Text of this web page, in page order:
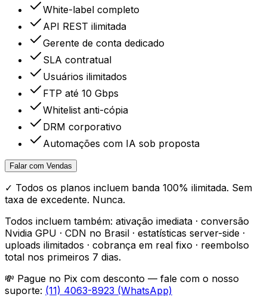
White-label completo
API REST ilimitada
Gerente de conta dedicado
SLA contratual
Usuários ilimitados
FTP até 10 Gbps
Whitelist anti-cópia
DRM corporativo
Automações com IA sob proposta
Falar com Vendas
✓ Todos os planos incluem banda 100% ilimitada. Sem
taxa de excedente. Nunca.
Todos incluem também: ativação imediata · conversão
Nvidia GPU · CDN no Brasil · estatísticas server-side ·
uploads ilimitados · cobrança em real fixo · reembolso
total nos primeiros 7 dias.
💸 Pague no Pix com desconto — fale com o nosso
suporte: (11) 4063-8923 (WhatsApp)